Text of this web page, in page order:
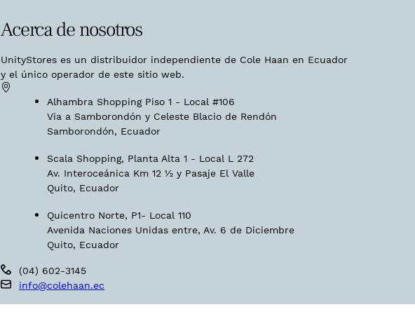
Acerca de nosotros
UnityStores es un distribuidor independiente de Cole Haan en Ecuador
y el único operador de este sitio web.
Alhambra Shopping Piso 1 - Local #106
Via a Samborondón y Celeste Blacio de Rendón
Samborondón, Ecuador
Scala Shopping, Planta Alta 1 - Local L 272
Av. Interoceánica Km 12 ½ y Pasaje El Valle
Quito, Ecuador
Quicentro Norte, P1- Local 110
Avenida Naciones Unidas entre, Av. 6 de Diciembre
Quito, Ecuador
(04) 602-3145
info@colehaan.ec